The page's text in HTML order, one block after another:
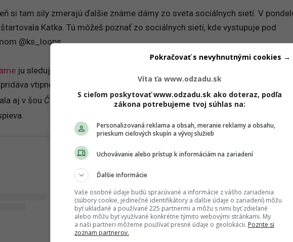
si tam sily zmerajú ďalšie známe dámy zo sveta sociálnych sietí. V
Katka. Tú môžeš poznať zo sociálnych sietí, kde vystupuje pod
@ks_loops.
ju sleduje
vtipné videá pre
400-tisíc followerov. Katka sa dokonca v
aj v šou Česko Slovenskomá talent. Ak ju totiž sleduješ aj ty, určite ti
Víta ťa www.odzadu.sk
S cieľom poskytovať www.odzadu.sk ako doteraz, podľa
zákona potrebujeme tvoj súhlas na:
Personalizovaná reklama a obsah, meranie reklamy a obsahu,
prieskum cieľových skupín a vývoj služieb
Uchovávanie alebo prístup k informáciám na zariadení
Ďalšie informácie
Vaše osobné údaje budú spracúvané a informácie z vášho zariadenia
(súbory cookie, jedinečné identifikátory a ďalšie údaje o zariadení) môžu
byť ukladané a používané 225 partnermi a môžu s nimi byť zdieľané
alebo môžu byť využívané konkrétne týmito webovými stránkami. My
a naši partneri môžeme používať presné údaje o geolokácii. Pozrite si
zoznam partnerov.
Pokračovať s nevyhnutnými cookies →